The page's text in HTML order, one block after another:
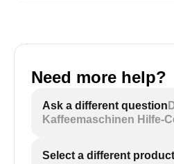
Need more help?
Ask a different question
Kaffeemaschinen Hilfe-
Select a different product